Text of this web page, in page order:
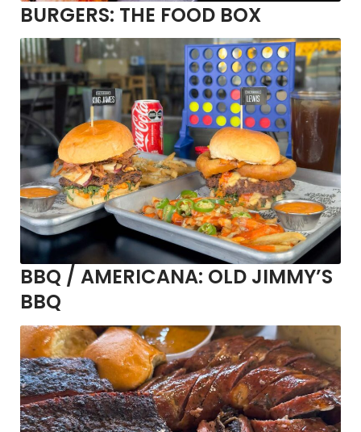
BURGERS: THE FOOD BOX
BBQ / AMERICANA: OLD JIMMY’S
BBQ